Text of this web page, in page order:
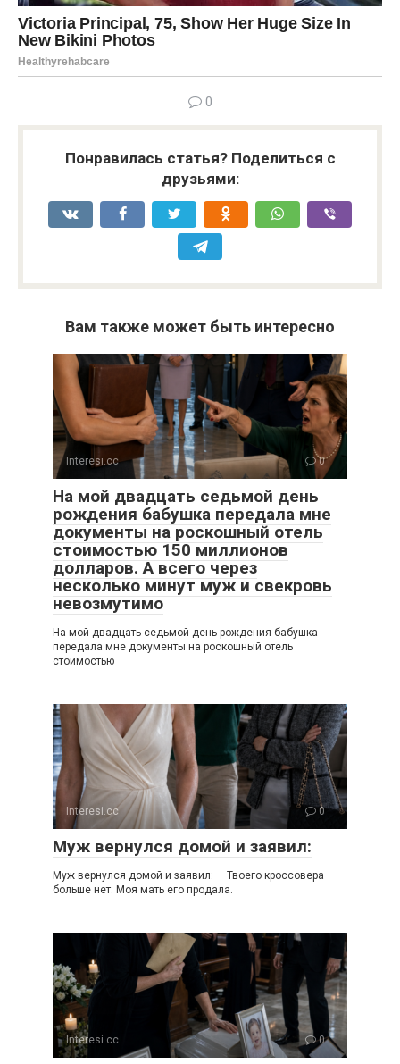
0
Понравилась статья? Поделиться с
друзьями:
Вам также может быть интересно
Interesi.cc 0
На мой двадцать седьмой день
рождения бабушка передала мне
документы на роскошный отель
стоимостью 150 миллионов
долларов. А всего через
несколько минут муж и свекровь
невозмутимо
На мой двадцать седьмой день рождения бабушка
передала мне документы на роскошный отель
стоимостью
Interesi.cc 0
Муж вернулся домой и заявил:
Муж вернулся домой и заявил: — Твоего кроссовера
больше нет. Моя мать его продала.
Interesi.cc 0